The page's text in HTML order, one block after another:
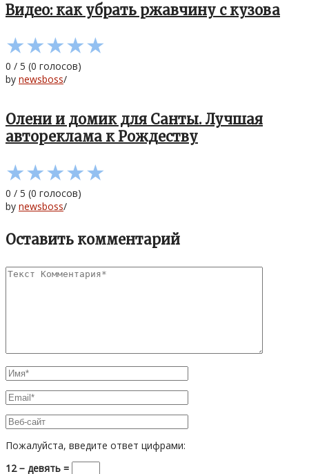
Видео: как убрать ржавчину с кузова
★★★★★
0 / 5 (0 голосов)
by newsboss/
Олени и домик для Санты. Лучшая
автореклама к Рождеству
★★★★★
0 / 5 (0 голосов)
by newsboss/
Оставить комментарий
Пожалуйста, введите ответ цифрами:
12 − девять =